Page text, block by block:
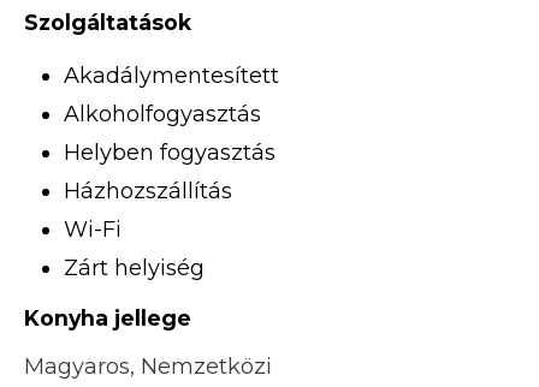
Szolgáltatások
Akadálymentesített
Alkoholfogyasztás
Helyben fogyasztás
Házhozszállítás
Wi-Fi
Zárt helyiség
Konyha jellege
Magyaros, Nemzetközi